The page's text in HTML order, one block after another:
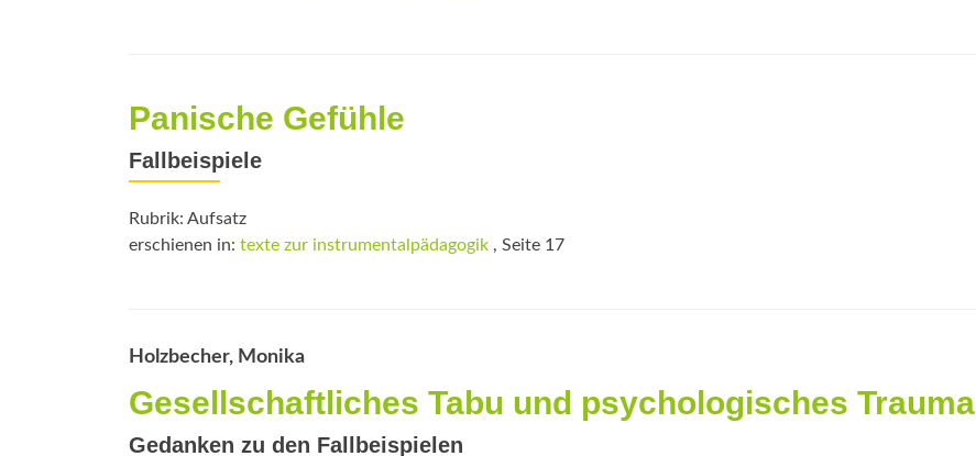
Panische Gefühle
Fallbeispiele
Rubrik: Aufsatz
erschienen in: texte zur instrumentalpädagogik , Seite 17
Holzbecher, Monika
Gesellschaftliches Tabu und psychologisches Trauma
Gedanken zu den Fallbeispielen